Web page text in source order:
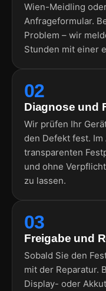
Wien-Meidling
Anfrageformular.
Problem – wir
Stunden mit einer
02
Diagnose und
Wir prüfen Ihr
den Defekt fest.
transparenten
und ohne
zu lassen.
03
Freigabe und
Sobald Sie den
mit der Reparatur.
Display- oder